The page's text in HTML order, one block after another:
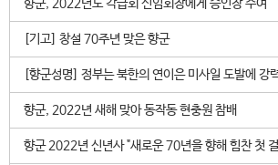
향군, 2022년도 각급회 신임회장에게 승인장 수여
[기고] 창설 70주년 맞은 향군
[향군성명] 정부는 북한의 연이은 미사일 도발에 강
향군, 2022년 새해 맞아 동작동 현충원 참배
향군 2022년 신년사 "새로운 70년을 향해 힘찬 첫